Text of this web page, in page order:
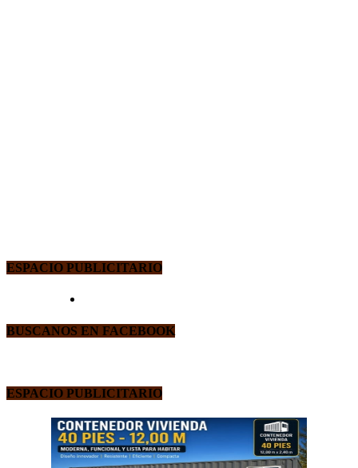
ESPACIO PUBLICITARIO
BUSCANOS EN FACEBOOK
ESPACIO PUBLICITARIO